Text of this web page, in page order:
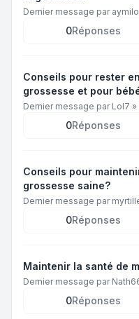
Dernier message par
0Réponses
Conseils pour rester
grossesse et pour
Dernier message par Lol7 »
0Réponses
Conseils pour
grossesse saine?
Dernier message par
0Réponses
Maintenir la santé de
Dernier message par
0Réponses